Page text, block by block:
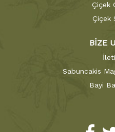
Çiçek
Çiçek
BİZE
Sabuncakis
Bayi